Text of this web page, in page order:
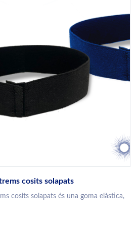
cosits solapats
cosits solapats és una goma elàstica,